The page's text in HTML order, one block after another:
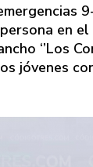
en
‘’Los
jóvenes